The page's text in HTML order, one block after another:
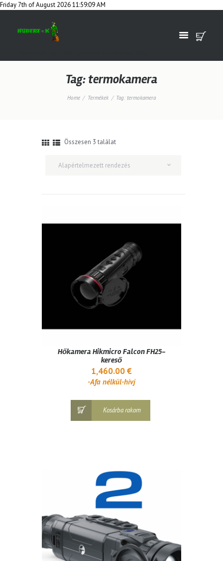
Friday 7th of August 2026 11:59:09 AM
Tag: termokamera
Home Termékek Tag: termokamera
Összesen 3 találat
Hőkamera Hikmicro Falcon FH25-
kereső
1,460.00€
-Afa nélkül-hivj
Kosárba rakom